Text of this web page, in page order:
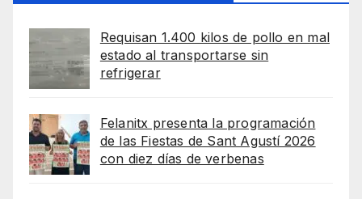
Requisan 1.400 kilos de pollo en mal
estado al transportarse sin
refrigerar
Felanitx presenta la programación
de las Fiestas de Sant Agustí 2026
con diez días de verbenas